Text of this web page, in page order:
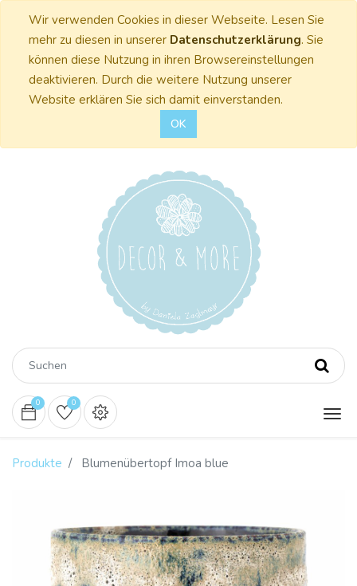
Wir verwenden Cookies in dieser Webseite. Lesen Sie
mehr zu diesen in unserer Datenschutzerklärung. Sie
können diese Nutzung in ihren Browsereinstellungen
deaktivieren. Durch die weitere Nutzung unserer
Website erklären Sie sich damit einverstanden.
OK
0 0
Produkte Blumenübertopf Imoa blue